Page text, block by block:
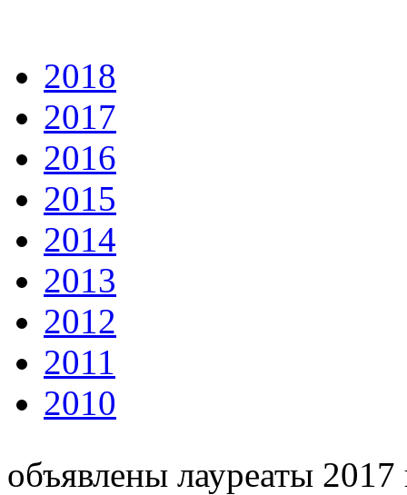
2018
2017
2016
2015
2014
2013
2012
2011
2010
объявлены лауреаты 2017